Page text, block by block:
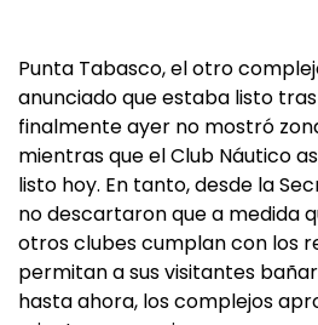
Punta Tabasco, el otro
anunciado que estaba listo
finalmente ayer no mostró
mientras que el Club Náutico
listo hoy. En tanto, desde la
no descartaron que a medida
otros clubes cumplan con los
permitan a sus visitantes
hasta ahora, los complejos